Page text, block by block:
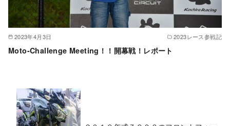
2023年4月3日 2023レース参戦記
Moto-Challenge Meeting！！開幕戦！レポート